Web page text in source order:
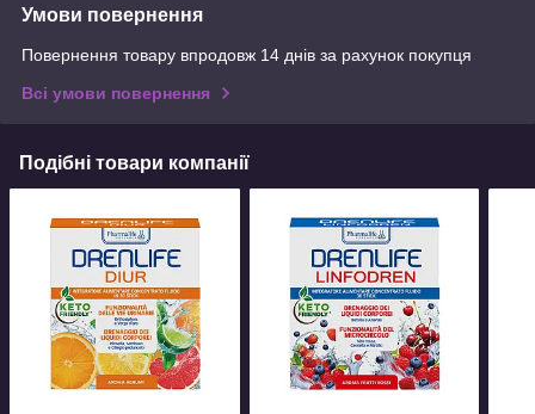
Умови повернення
Повернення товару впродовж 14 днів за рахунок покупця
Всі умови повернення
Подібні товари компанії